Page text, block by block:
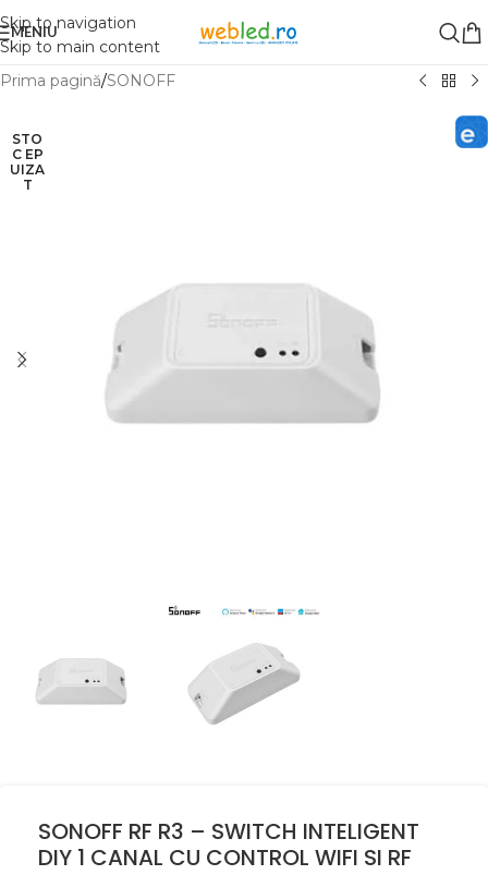
Skip to navigation
Skip to main content
MENIU
Prima pagină/SONOFF
STO
C EP
UIZA
T
SONOFF RF R3 – SWITCH INTELIGENT
DIY 1 CANAL CU CONTROL WIFI SI RF